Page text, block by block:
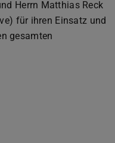
Herrn Matthias Reck
für ihren Einsatz und
gesamten